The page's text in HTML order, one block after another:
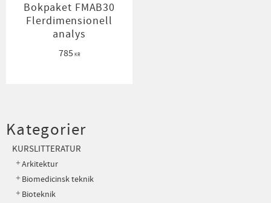
Bokpaket FMAB30
Flerdimensionell
analys
785 KR
Kategorier
KURSLITTERATUR
Arkitektur
Biomedicinsk teknik
Bioteknik